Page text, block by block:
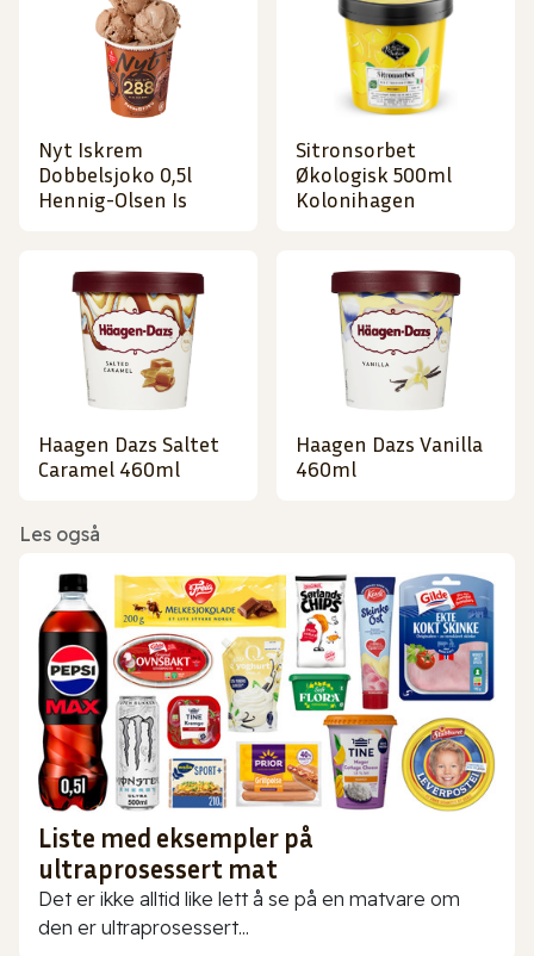
Nyt Iskrem
Dobbelsjoko 0,5l
Hennig-Olsen Is
Sitronsorbet
Økologisk 500ml
Kolonihagen
Haagen Dazs Saltet
Caramel 460ml
Haagen Dazs Vanilla
460ml
Les også
Liste med eksempler på
ultraprosessert mat
Det er ikke alltid like lett å se på en matvare om
den er ultraprosessert...